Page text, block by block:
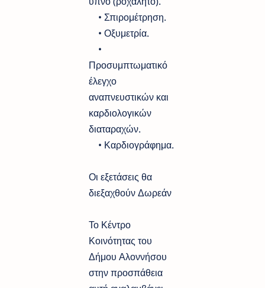
• Σπιρομέτρηση.
• Οξυμετρία.
•
Προσυμπτωματικό
έλεγχο
αναπνευστικών και
καρδιολογικών
διαταραχών.
• Καρδιογράφημα.
Οι εξετάσεις θα
διεξαχθούν Δωρεάν
Το Κέντρο
Κοινότητας του
Δήμου Αλοννήσου
στην προσπάθεια